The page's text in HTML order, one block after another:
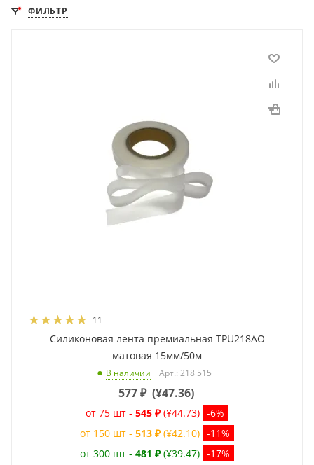
ФИЛЬТР
11
Силиконовая лента премиальная TPU218AO
матовая 15мм/50м
В наличии Арт.: 218 515
577₽ (¥47.36)
от 75 шт - 545 ₽ (¥44.73) -6%
от 150 шт - 513 ₽ (¥42.10) -11%
от 300 шт - 481 ₽ (¥39.47) -17%